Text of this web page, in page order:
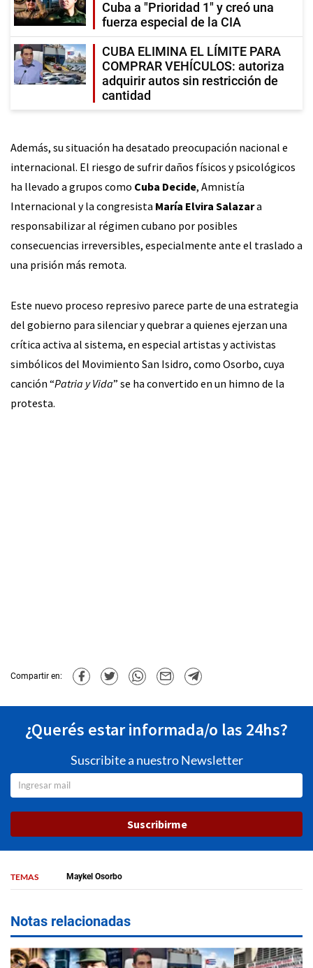
Cuba a "Prioridad 1" y creó una
fuerza especial de la CIA
CUBA ELIMINA EL LÍMITE PARA
COMPRAR VEHÍCULOS: autoriza
adquirir autos sin restricción de
cantidad
Además, su situación ha desatado preocupación nacional e
internacional. El riesgo de sufrir daños físicos y psicológicos
ha llevado a grupos como Cuba Decide, Amnistía
Internacional y la congresista María Elvira Salazara
responsabilizar al régimen cubano por posibles
consecuencias irreversibles, especialmente ante el traslado a
una prisión más remota.
Este nuevo proceso represivo parece parte de una estrategia
del gobierno para silenciar y quebrar a quienes ejerzan una
crítica activa al sistema, en especial artistas y activistas
simbólicos del Movimiento San Isidro, como Osorbo, cuya
canción “Patria y Vida” se ha convertido en un himno de la
protesta.
Compartir en:
¿Querés estar informada/o las 24hs?
Suscribite a nuestro Newsletter
Suscribirme
TEMAS Maykel Osorbo
Notas relacionadas